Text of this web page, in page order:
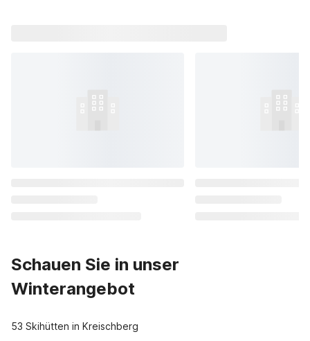
Schauen Sie in unser
Winterangebot
53 Skihütten in Kreischberg